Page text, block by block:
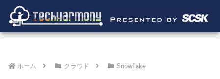
ホーム クラウド Snowflake